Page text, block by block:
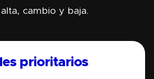
cambio y baja.
prioritarios